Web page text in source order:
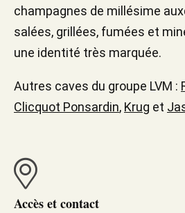
champagnes de millésime
salées, grillées, fumées et
une identité très marquée.
Autres caves du groupe LVM :
Clicquot Ponsardin, Krug et
Accès et contact